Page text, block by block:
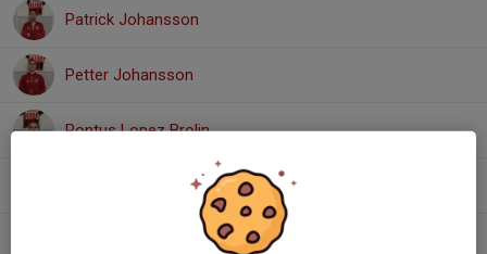
Patrick Johansson
Petter Johansson
Pontus Lopez Brolin
Tobias Gustafsson